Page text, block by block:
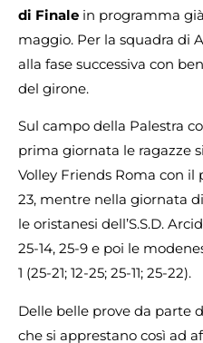
di Finale in programma
maggio. Per la squadra di
alla fase successiva con
del girone.
Sul campo della Palestra
prima giornata le ragazze
Volley Friends Roma con il
23, mentre nella giornata
le oristanesi dell’S.S.D.
25-14, 25-9 e poi le
1 (25-21; 12-25; 25-11; 25-22).
Delle belle prove da parte
che si apprestano così ad